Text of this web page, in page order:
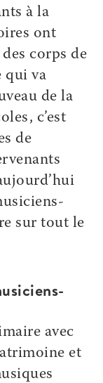
à la
ont
corps de
qui va
de la
c’est
de
sur tout le
avec
et